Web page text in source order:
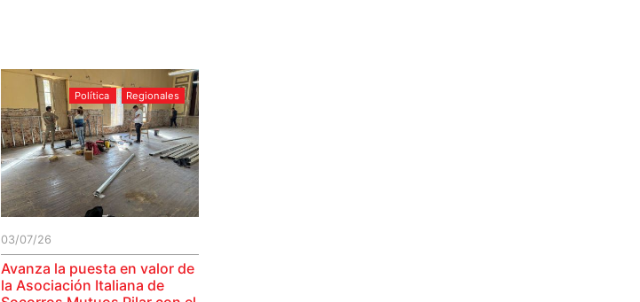
Política Regionales
03/07/26
Avanza la puesta en valor de
la Asociación Italiana de